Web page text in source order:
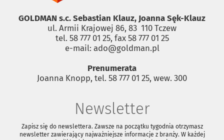
GOLDMAN s.c. Sebastian Klauz, Joanna Sęk-Klauz
ul. Armii Krajowej 86, 83 ­ 110 Tczew
tel. 58 777 01 25, fax 58 777 01 25
e-mail: ado@goldman.pl
Prenumerata
Joanna Knopp, tel. 58 777 01 25, wew. 300
Newsletter
Zapisz się do newslettera. Zawsze na początku tygodnia otrzymasz
newsletter zawierający najważniejsze informacje z branży. W każdej